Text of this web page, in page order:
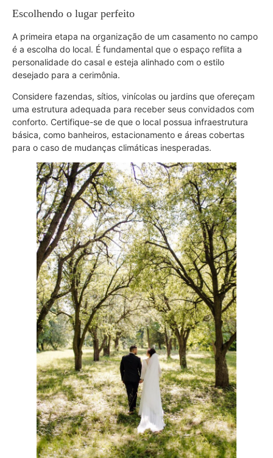
Escolhendo o lugar perfeito
A primeira etapa na organização de um casamento no campo
é a escolha do local. É fundamental que o espaço reflita a
personalidade do casal e esteja alinhado com o estilo
desejado para a cerimônia.
Considere fazendas, sítios, vinícolas ou jardins que ofereçam
uma estrutura adequada para receber seus convidados com
conforto. Certifique-se de que o local possua infraestrutura
básica, como banheiros, estacionamento e áreas cobertas
para o caso de mudanças climáticas inesperadas.